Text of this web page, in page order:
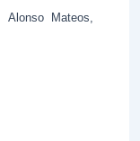
Mateos,